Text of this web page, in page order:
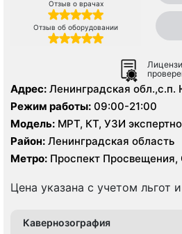
Отзыв о врачах
Отзыв об оборудовании
Адрес: Ленинградская обл.,с.п.
Клиника Белоостров, зд. 1, корп. 1
Режим работы: 09:00-21:00
Модель: МРТ, КТ, УЗИ
рентген
Район: Ленинградская область
Метро: Проспект Просвещения,
Цена указана с учетом льгот
Кавернозография